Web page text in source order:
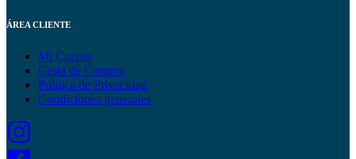
ÁREA CLIENTE
Mi Cuenta
Cesta de Compra
Política de Privacidad
Condiciones generales